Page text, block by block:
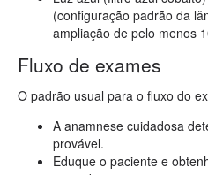
(configuração padrão da
ampliação de pelo menos
Fluxo de exames
O padrão usual para o fluxo do
A anamnese cuidadosa
provável.
Eduque o paciente e